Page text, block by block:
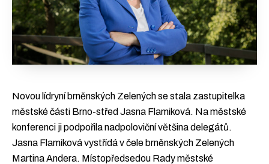
Novou lídryní brněnských Zelených se stala zastupitelka
městské části Brno-střed Jasna Flamiková. Na městské
konferenci ji podpořila nadpoloviční většina delegátů.
Jasna Flamiková vystřídá v čele brněnských Zelených
Martina Andera. Místopředsedou Rady městské